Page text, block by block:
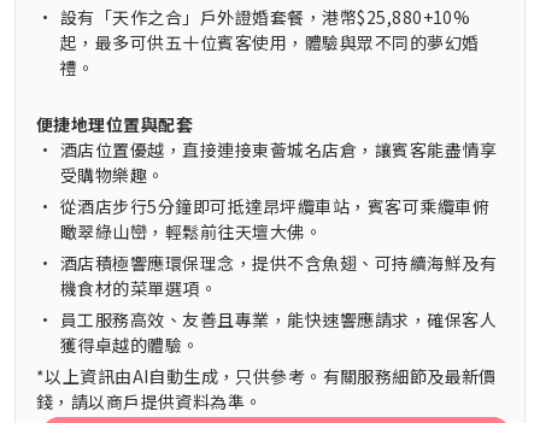
• 設有「天作之合」戶外證婚套餐，港幣$25,880+10%
起，最多可供五十位賓客使用，體驗與眾不同的夢幻婚
禮。
便捷地理位置與配套
• 酒店位置優越，直接連接東薈城名店倉，讓賓客能盡情享
受購物樂趣。
• 從酒店步行5分鐘即可抵達昂坪纜車站，賓客可乘纜車俯
瞰翠綠山巒，輕鬆前往天壇大佛。
• 酒店積極響應環保理念，提供不含魚翅、可持續海鮮及有
機食材的菜單選項。
•
員工服務高效、友善且專業，能快速響應請求，確保客人
獲得卓越的體驗。
*以上資訊由AI自動生成，只供參考。有關服務細節及最新價
錢，請以商戶提供資料為準。